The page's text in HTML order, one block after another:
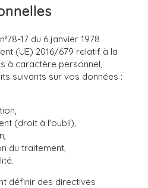
17 du 6 janvier 1978
(UE) 2016/679 relatif à la
à caractère personnel,
suivants sur vos données :
(droit à l'oubli),
du traitement,
définir des directives